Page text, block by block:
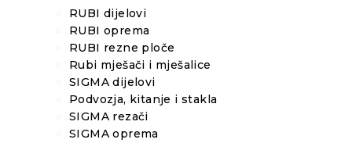
RUBI dijelovi
RUBI oprema
RUBI rezne ploče
Rubi mješači i mješalice
SIGMA dijelovi
Podvozja, kitanje i stakla
SIGMA rezači
SIGMA oprema